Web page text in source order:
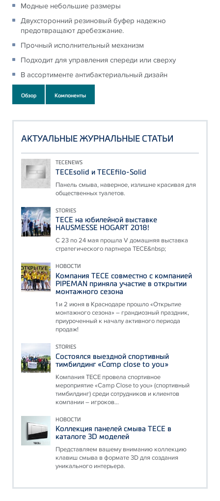
Модные небольшие размеры
Двухсторонний резиновый буфер надежно
предотвращают дребезжание.
Прочный исполнительный механизм
Подходит для управления спереди или сверху
В ассортименте антибактериальный дизайн
Обзор Компоненты
АКТУАЛЬНЫЕ ЖУРНАЛЬНЫЕ СТАТЬИ
TECENEWS
TECEsolid и TECEfilo-Solid
Панель смыва, наверное, излишне красивая для
общественных туалетов.
STORIES
ТЕСЕ на юбилейной выставке
HAUSMESSE HOGART 2018!
С 23 по 24 мая прошла V домашняя выставка
стратегического партнера ТЕСЕ&nbsp;
НОВОСТИ
Компания ТЕСЕ совместно с компанией
PIPEMAN приняла участие в открытии
монтажного сезона
1 и 2 июня в Краснодаре прошло «Открытие
монтажного сезона» – грандиозный праздник,
приуроченный к началу активного периода
продаж!
STORIES
Состоялся выездной спортивный
тимбилдинг «Camp close to you»
Компания ТЕСЕ провела спортивное
мероприятие «Camp Close to you» (спортивный
тимбилдинг) среди сотрудников и клиентов
компании – игроков...
НОВОСТИ
Коллекция панелей смыва ТЕСЕ в
каталоге 3D моделей
Представляем вашему вниманию коллекцию
клавиш смыва в формате 3D для создания
уникального интерьера.